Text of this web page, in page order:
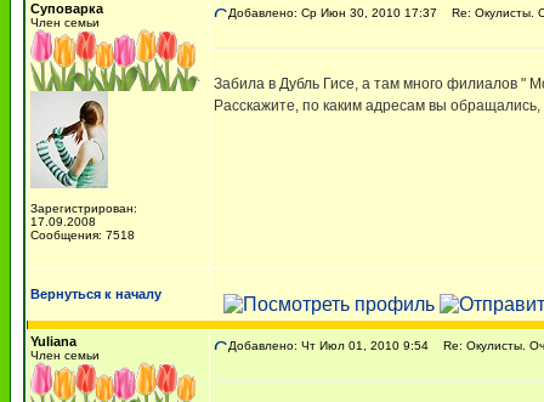
Суповарка
Член семьи
Зарегистрирован:
17.09.2008
Сообщения: 7518
Добавлено: Ср Июн 30, 2010 17:37 Re: Окулисты.
Забила в Дубль Гисе, а там много филиалов "
Расскажите, по каким адресам вы
Вернуться к началу
Yuliana
Член семьи
Добавлено: Чт Июл 01, 2010 9:54 Re: Окулисты.